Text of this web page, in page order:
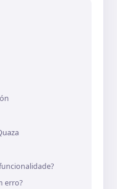
erro?